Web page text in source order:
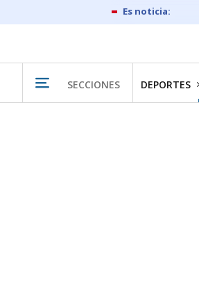
SECCIONES DEPORTES